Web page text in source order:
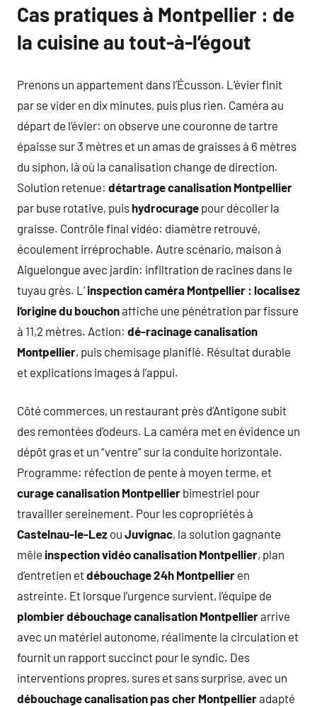
Cas pratiques à Montpellier : de
la cuisine au tout-à-l’égout
Prenons un appartement dans l’Écusson. L’évier finit
par se vider en dix minutes, puis plus rien. Caméra au
départ de l’évier: on observe une couronne de tartre
épaisse sur 3 mètres et un amas de graisses à 6 mètres
du siphon, là où la canalisation change de direction.
Solution retenue: détartrage canalisation Montpellier
par buse rotative, puishydrocurage pour décoller la
graisse. Contrôle final vidéo: diamètre retrouvé,
écoulement irréprochable. Autre scénario, maison à
Aiguelongue avec jardin: infiltration de racines dans le
tuyau grès. L’inspection caméra Montpellier : localisez
l’origine du bouchonaffiche une pénétration par fissure
à 11,2 mètres. Action: dé-racinage canalisation
Montpellier, puis chemisage planifié. Résultat durable
et explications images à l’appui.
Côté commerces, un restaurant près d’Antigone subit
des remontées d’odeurs. La caméra met en évidence un
dépôt gras et un “ventre” sur la conduite horizontale.
Programme: réfection de pente à moyen terme, et
curage canalisation Montpellier bimestriel pour
travailler sereinement. Pour les copropriétés à
Castelnau-le-Lez ou Juvignac, la solution gagnante
mêle inspection vidéo canalisation Montpellier, plan
d’entretien etdébouchage 24h Montpellier en
astreinte. Et lorsque l’urgence survient, l’équipe de
plombier débouchage canalisation Montpellierarrive
avec un matériel autonome, réalimente la circulation et
fournit un rapport succinct pour le syndic. Des
interventions propres, sures et sans surprise, avec un
débouchage canalisation pas cher Montpellieradapté